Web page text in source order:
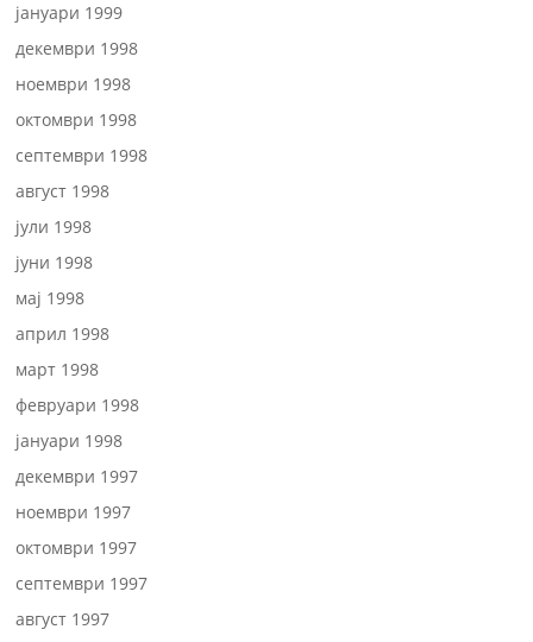
јануари 1999
декември 1998
ноември 1998
октомври 1998
септември 1998
август 1998
јули 1998
јуни 1998
мај 1998
април 1998
март 1998
февруари 1998
јануари 1998
декември 1997
ноември 1997
октомври 1997
септември 1997
август 1997